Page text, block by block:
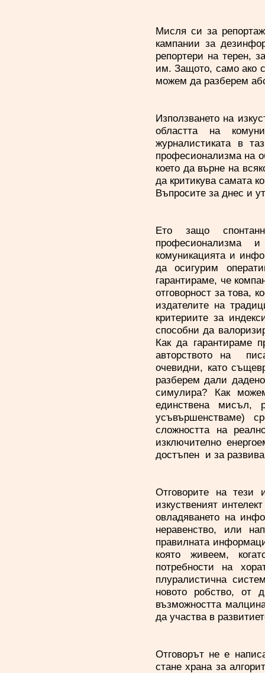
Мисля си за
кампании за
репортери на терен,
им. Защото, само ако
можем да разберем
Използването на
областта на
журналистиката в
професионализма на
което да върне на
да критикува самата
Въпросите за днес и
Ето защо
професионализма
комуникацията и
да осигурим
гарантираме, че
отговорност за това,
издателите на
критериите за
способни да
Как да гарантираме
авторството на
очевидни, като
разберем дали
симулира? Как
единствена мисъл,
усъвършенстваме)
сложността на
изключително
достъпен и за
Отговорите на
изкуственият
овладяването на
неравенство, или
правилната
която живеем,
потребности на
плуралистична
новото робство, от
възможността
да участва в
Отговорът не е
стане храна за